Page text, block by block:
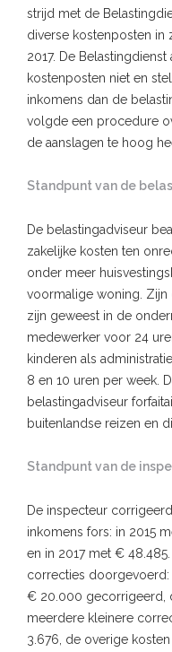
strijd met de
diverse kostenposten in
2017. De
kostenposten niet en
inkomens dan de
volgde een procedure
de aanslagen te hoog
Standpunt van de
De belastingadviseur
zakelijke kosten ten
onder meer
voormalige woning. Zijn
zijn geweest in de
medewerker voor 24
kinderen als
8 en 10 uren per week.
belastingadviseur
buitenlandse reizen en
Standpunt van de
De inspecteur
inkomens fors: in 2015
en in 2017 met €
correcties
€ 20.000 gecorrigeerd,
meerdere kleinere
3.676, de overige